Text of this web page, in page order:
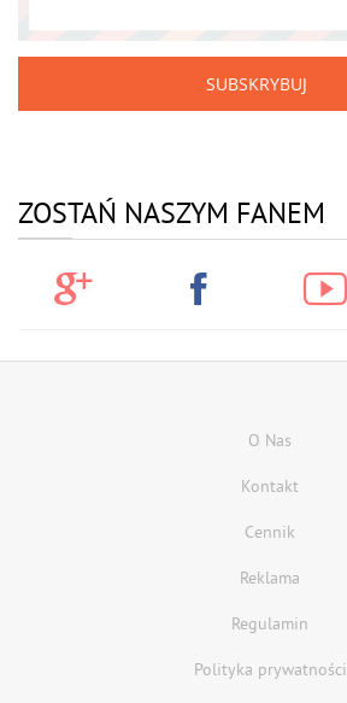
SUBSKRYBUJ
ZOSTAŃ NASZYM FANEM
O Nas
Kontakt
Cennik
Reklama
Regulamin
Polityka prywatności